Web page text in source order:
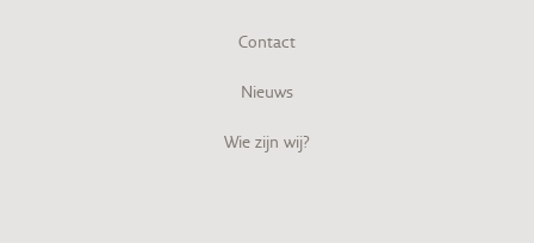
Contact
Nieuws
Wie zijn wij?